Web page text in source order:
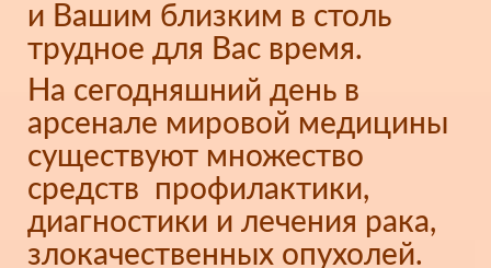
и Вашим близким в столь
трудное для Вас время.
На сегодняшний день в
арсенале мировой медицины
существуют множество
средств профилактики,
диагностики и лечения рака,
злокачественных опухолей.